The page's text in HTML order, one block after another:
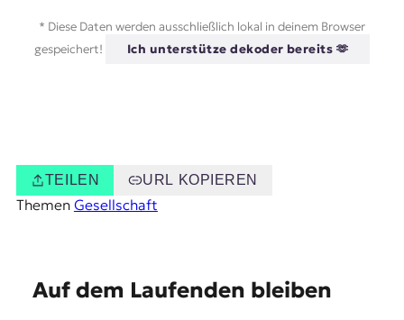
* Diese Daten werden ausschließlich lokal in deinem Browser
gespeichert!
Ich unterstütze dekoder bereits 🫶
TEILEN URL KOPIEREN
Themen Gesellschaft
Auf dem Laufenden bleiben